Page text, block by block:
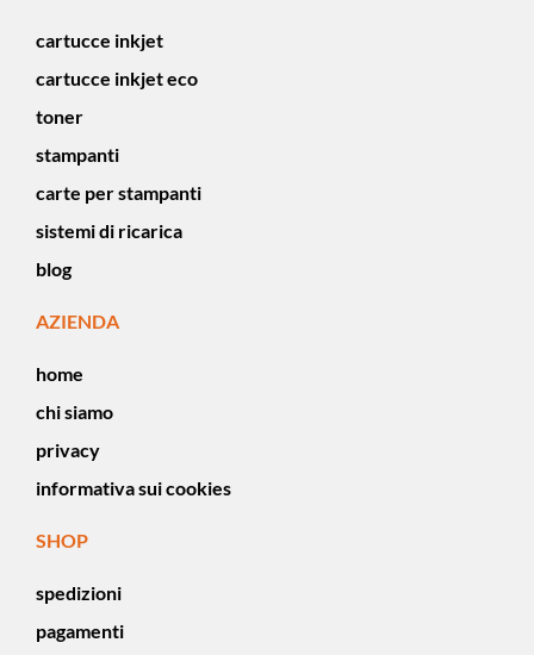
cartucce inkjet
cartucce inkjet eco
toner
stampanti
carte per stampanti
sistemi di ricarica
blog
AZIENDA
home
chi siamo
privacy
informativa sui cookies
SHOP
spedizioni
pagamenti